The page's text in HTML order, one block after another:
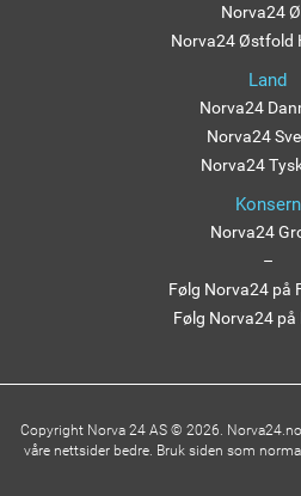
Norva24
Norva24 Østfold
Land
Norva24
Norva24
Norva24
Konsern
Norva24
–
Følg Norva24 på
Følg Norva24 på
Copyright Norva 24 AS © 2026.
våre nettsider bedre. Bruk siden som